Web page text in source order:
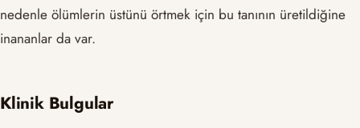
nedenle ölümlerin üstünü örtmek için bu tanının üretildiğine
inananlar da var.
Klinik Bulgular